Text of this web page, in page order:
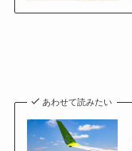
あわせて読みたい